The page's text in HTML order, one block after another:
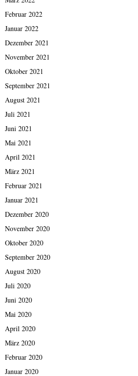
Februar 2022
Januar 2022
Dezember 2021
November 2021
Oktober 2021
September 2021
August 2021
Juli 2021
Juni 2021
Mai 2021
April 2021
März 2021
Februar 2021
Januar 2021
Dezember 2020
November 2020
Oktober 2020
September 2020
August 2020
Juli 2020
Juni 2020
Mai 2020
April 2020
März 2020
Februar 2020
Januar 2020